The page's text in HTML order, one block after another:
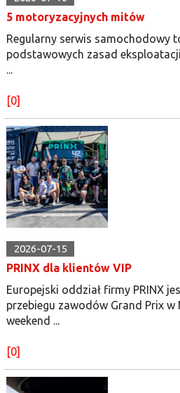
5 motoryzacyjnych mitów
Regularny serwis samochodowy
podstawowych zasad
[0]
2026-07-15
PRINX dla klientów VIP
Europejski oddział firmy PRINX
przebiegu zawodów Grand Prix
weekend ...
[0]